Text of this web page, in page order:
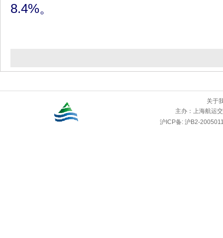
8.4%。
关于
主办： 上海航运
沪ICP备: 沪B2-